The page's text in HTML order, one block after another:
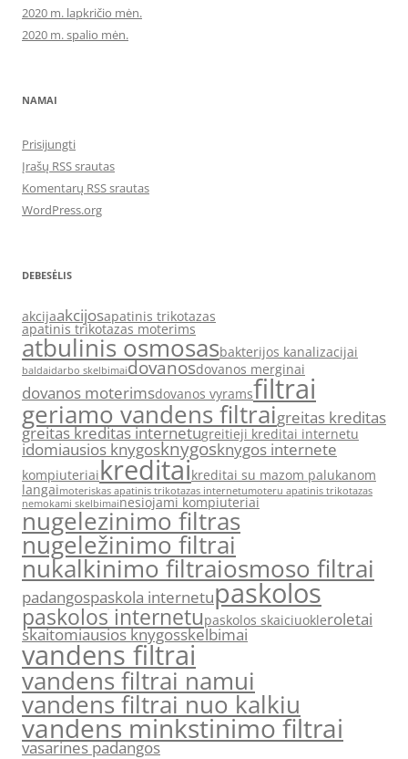
2020 m. lapkričio mėn.
2020 m. spalio mėn.
NAMAI
Prisijungti
Įrašų RSS srautas
Komentarų RSS srautas
WordPress.org
DEBESĖLIS
akcijaakcijosapatinis trikotazas
apatinis trikotazas moterims
atbulinis osmosasbakterijos kanalizacijai
baldaidarbo skelbimaidovanosdovanos merginai
dovanos moterimsdovanos vyramsfiltrai
geriamo vandens filtraigreitas kreditas
greitas kreditas internetugreitieji kreditai internetu
idomiausios knygosknygosknygos internete
kompiuteriaikreditaikreditai su mazom palukanom
langaimoteriskas apatinis trikotazas internetumoteru apatinis trikotazas
nemokami skelbimainesiojami kompiuteriai
nugelezinimo filtras
nugeležinimo filtrai
nukalkinimo filtraiosmoso filtrai
padangospaskola internetupaskolos
paskolos internetupaskolos skaiciuokleroletai
skaitomiausios knygosskelbimai
vandens filtrai
vandens filtrai namui
vandens filtrai nuo kalkiu
vandens minkstinimo filtrai
vasarines padangos